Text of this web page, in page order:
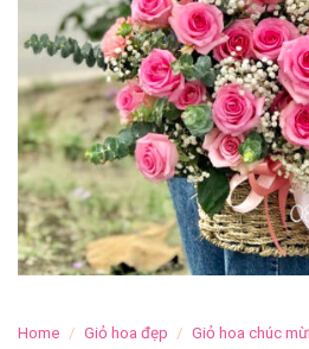
Home / Giỏ hoa đẹp / Giỏ hoa chúc